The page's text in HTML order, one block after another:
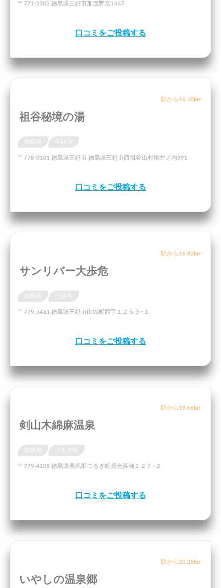
〒771-2302 徳島県三好市加茂野宮1467
口コミをご投稿する
駅から16.48km
祖谷秘境の湯
〒778-0101 徳島県三好市 徳島県三好市西祖谷山村尾井ノ内391
口コミをご投稿する
駅から16.82km
サンリバー大歩危
〒779-5451 徳島県三好市山城町西宇１２５９−１
口コミをご投稿する
駅から19.66km
剣山木綿麻温泉
つるぎ町
〒779-4108 徳島県美馬郡つるぎ町貞光長瀬１２７−２
口コミをご投稿する
駅から20.28km
いやしの温泉郷